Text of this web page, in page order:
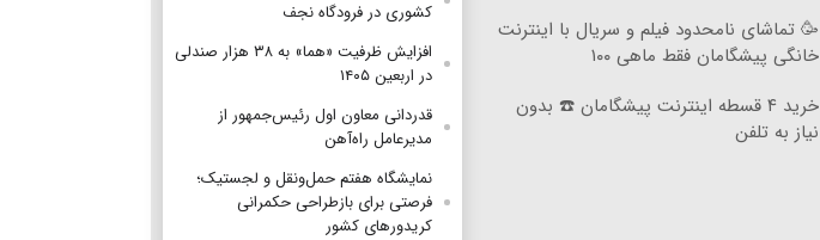
🥳 تماشای نامحدود فیلم و سریال با اینترنت
خانگی پیشگامان فقط ماهی ۱۰۰
خرید ۴ قسطه اینترنت پیشگامان ☎️ بدون
نیاز به تلفن
کشوری در فرودگاه نجف
افزایش ظرفیت «هما» به ۳۸ هزار صندلی
در اربعین ۱۴۰۵
قدردانی معاون اول رئیس‌جمهور از
مدیرعامل راه‌آهن
نمایشگاه هفتم حمل‌ونقل و لجستیک؛
فرصتی برای بازطراحی حکمرانی
کریدورهای کشور